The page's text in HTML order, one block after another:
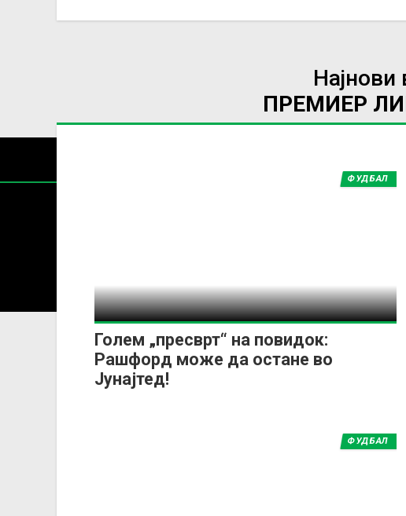
Најнови
ПРЕМИЕР
Голем „пресврт“ на повидок:
Рашфорд може да остане во
Јунајтед!
ФУДБАЛ
ФУДБАЛ
За секоја форма на распространување, репродукција или